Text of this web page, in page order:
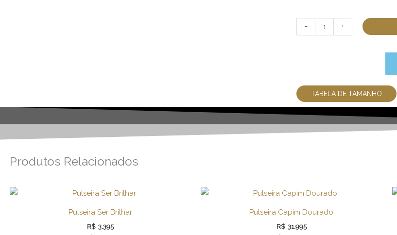
-
Você
Fio
+
TABELA DE TAMANHO
Produtos Relacionados
Pulseira Ser Brilhar
R$ 3.395
Pulseira Capim Dourado
R$ 31.995